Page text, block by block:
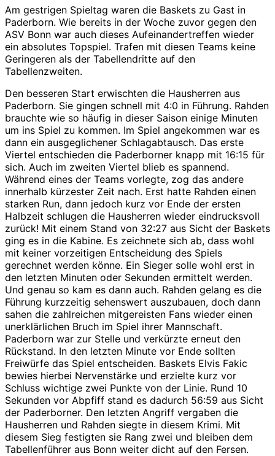
Am gestrigen Spieltag waren die Baskets zu Gast in
Paderborn. Wie bereits in der Woche zuvor gegen den
ASV Bonn war auch dieses Aufeinandertreffen wieder
ein absolutes Topspiel. Trafen mit diesen Teams keine
Geringeren als der Tabellendritte auf den
Tabellenzweiten.
Den besseren Start erwischten die Hausherren aus
Paderborn. Sie gingen schnell mit 4:0 in Führung. Rahden
brauchte wie so häufig in dieser Saison einige Minuten
um ins Spiel zu kommen. Im Spiel angekommen war es
dann ein ausgeglichener Schlagabtausch. Das erste
Viertel entschieden die Paderborner knapp mit 16:15 für
sich. Auch im zweiten Viertel blieb es spannend.
Während eines der Teams vorlegte, zog das andere
innerhalb kürzester Zeit nach. Erst hatte Rahden einen
starken Run, dann jedoch kurz vor Ende der ersten
Halbzeit schlugen die Hausherren wieder eindrucksvoll
zurück! Mit einem Stand von 32:27 aus Sicht der Baskets
ging es in die Kabine. Es zeichnete sich ab, dass wohl
mit keiner vorzeitigen Entscheidung des Spiels
gerechnet werden könne. Ein Sieger solle wohl erst in
den letzten Minuten oder Sekunden ermittelt werden.
Und genau so kam es dann auch. Rahden gelang es die
Führung kurzzeitig sehenswert auszubauen, doch dann
sahen die zahlreichen mitgereisten Fans wieder einen
unerklärlichen Bruch im Spiel ihrer Mannschaft.
Paderborn war zur Stelle und verkürzte erneut den
Rückstand. In den letzten Minute vor Ende sollten
Freiwürfe das Spiel entscheiden. Baskets Elvis Fakic
bewies hierbei Nervenstärke und erzielte kurz vor
Schluss wichtige zwei Punkte von der Linie. Rund 10
Sekunden vor Abpfiff stand es dadurch 56:59 aus Sicht
der Paderborner. Den letzten Angriff vergaben die
Hausherren und Rahden siegte in diesem Krimi. Mit
diesem Sieg festigten sie Rang zwei und bleiben dem
Tabellenführer aus Bonn weiter dicht auf den Fersen.